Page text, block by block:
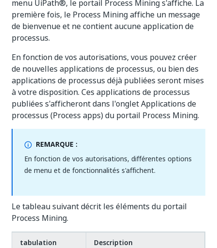
menu UiPath®, le portail Process Mining s'affiche. La
première fois, le Process Mining affiche un message
de bienvenue et ne contient aucune application de
processus.
En fonction de vos autorisations, vous pouvez créer
de nouvelles applications de processus, ou bien des
applications de processus déjà publiées seront mises
à votre disposition. Ces applications de processus
publiées s'afficheront dans l'onglet Applications de
processus (Process apps) du portail Process Mining.
REMARQUE :
En fonction de vos autorisations, différentes options
de menu et de fonctionnalités s'affichent.
Le tableau suivant décrit les éléments du portail
Process Mining.
tabulation Description